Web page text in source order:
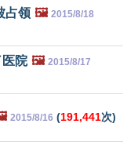
占领 🖼️ 2015/8/18
院 🖼️ 2015/8/17
2015/8/16 (191,441次)